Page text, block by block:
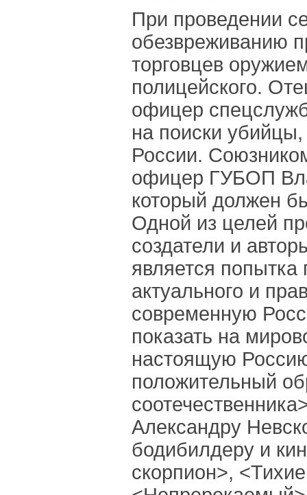
При проведении
обезвреживанию
торговцев
полицейского.
офицер
на поиски
России.
офицер ГУБОП
который должен
Одной из целей
создатели и
является
актуального и
современную
показать на
настоящую
положительный
Александру
бодибилдеру и
скорпион>,